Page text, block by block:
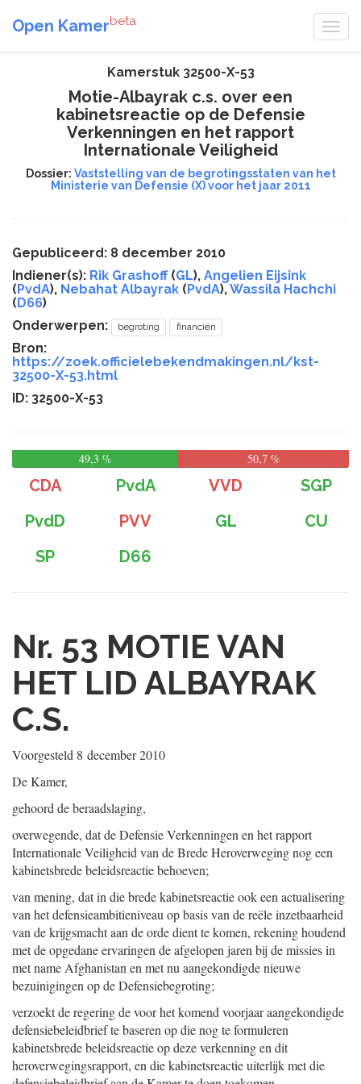
Open Kamerbeta
Kamerstuk 32500-X-53
Motie-Albayrak c.s. over een
kabinetsreactie op de Defensie
Verkenningen en het rapport
Internationale Veiligheid
Dossier: Vaststelling van de begrotingsstaten van het
Ministerie van Defensie (X) voor het jaar 2011
Gepubliceerd: 8 december 2010
Indiener(s): Rik Grashoff(GL), Angelien Eijsink
(PvdA), Nebahat Albayrak (PvdA),Wassila Hachchi
(D66)
Onderwerpen:
begroting financiën
Bron:
https://zoek.officielebekendmakingen.nl/kst-
32500-X-53.html
ID: 32500-X-53
49,3 % 50,7 %
CDA PvdA VVD
SGP
PvdD
PVV GL
CU
SP
D66
Nr. 53 MOTIE VAN
HET LID ALBAYRAK
C.S.
Voorgesteld 8 december 2010
De Kamer,
gehoord de beraadslaging,
overwegende, dat de Defensie Verkenningen en het rapport
Internationale Veiligheid van de Brede Heroverweging nog een
kabinetsbrede beleidsreactie behoeven;
van mening, dat in die brede kabinetsreactie ook een actualisering
van het defensieambitieniveau op basis van de reële inzetbaarheid
van de krijgsmacht aan de orde dient te komen, rekening houdend
met de opgedane ervaringen de afgelopen jaren bij de missies in
met name Afghanistan en met nu aangekondigde nieuwe
bezuinigingen op de Defensiebegroting;
verzoekt de regering de voor het komend voorjaar aangekondigde
defensiebeleidbrief te baseren op die nog te formuleren
kabinetsbrede beleidsreactie op deze verkenning en dit
heroverwegingsrapport, en die kabinetsreactie uiterlijk met die